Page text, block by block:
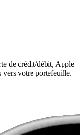
de crédit/débit, Apple
vers votre portefeuille.